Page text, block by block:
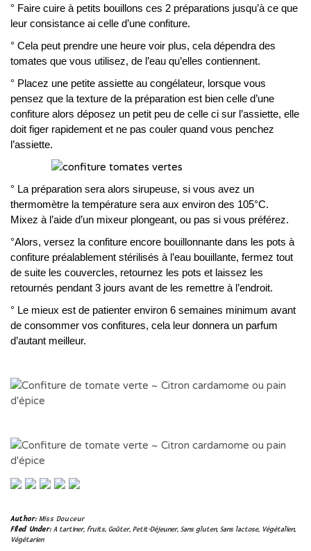
° Faire cuire à petits bouillons ces 2 préparations jusqu’à ce que
leur consistance ai celle d’une confiture.
° Cela peut prendre une heure voir plus, cela dépendra des
tomates que vous utilisez, de l’eau qu’elles contiennent.
° Placez une petite assiette au congélateur, lorsque vous
pensez que la texture de la préparation est bien celle d’une
confiture alors déposez un petit peu de celle ci sur l’assiette, elle
doit figer rapidement et ne pas couler quand vous penchez
l’assiette.
° La préparation sera alors sirupeuse, si vous avez un
thermomètre la température sera aux environ des 105°C.
Mixez à l’aide d’un mixeur plongeant, ou pas si vous préférez.
°Alors, versez la confiture encore bouillonnante dans les pots à
confiture préalablement stérilisés à l’eau bouillante, fermez tout
de suite les couvercles, retournez les pots et laissez les
retournés pendant 3 jours avant de les remettre à l’endroit.
° Le mieux est de patienter environ 6 semaines minimum avant
de consommer vos confitures, cela leur donnera un parfum
d’autant meilleur.
Author: Miss Douceur
Filed Under: A tartiner, fruits, Goûter, Petit-Déjeuner, Sans gluten, Sans lactose, Végétalien,
Végétarien